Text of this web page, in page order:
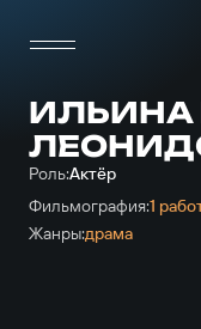
Роль:Актёр
Фильмография:1
Жанры:драма